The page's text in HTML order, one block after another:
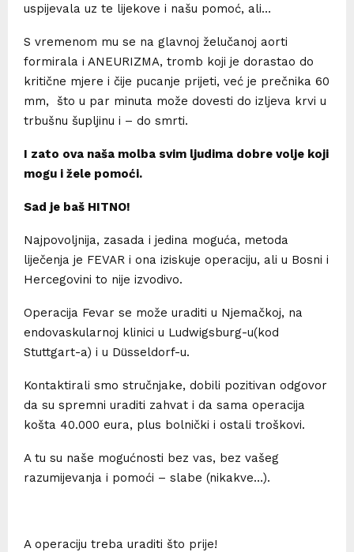
uspijevala uz te lijekove i našu pomoć, ali…
S vremenom mu se na glavnoj želučanoj aorti
formirala i ANEURIZMA, tromb koji je dorastao do
kritične mjere i čije pucanje prijeti, već je prečnika 60
mm, što u par minuta može dovesti do izljeva krvi u
trbušnu šupljinu i – do smrti.
I zato ova naša molba svim ljudima dobre volje koji
mogu i žele pomoći.
Sad je baš HITNO!
Najpovoljnija, zasada i jedina moguća, metoda
liječenja je FEVAR i ona iziskuje operaciju, ali u Bosni i
Hercegovini to nije izvodivo.
Operacija Fevar se može uraditi u Njemačkoj, na
endovaskularnoj klinici u Ludwigsburg-u(kod
Stuttgart-a) i u Düsseldorf-u.
Kontaktirali smo stručnjake, dobili pozitivan odgovor
da su spremni uraditi zahvat i da sama operacija
košta 40.000 eura, plus bolnički i ostali troškovi.
A tu su naše mogućnosti bez vas, bez vašeg
razumijevanja i pomoći – slabe (nikakve…).
A operaciju treba uraditi što prije!